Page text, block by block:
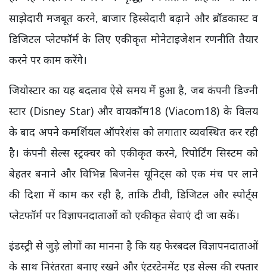
साझेदारी मजबूत करने, बाजार हिस्सेदारी बढ़ाने और ब्रॉडकास्ट व
डिजिटल प्लेटफॉर्म के लिए एकीकृत मोनेटाइजेशन रणनीति तैयार
करने पर काम करेंगे।
जियोस्टार का यह बदलाव ऐसे समय में हुआ है, जब कंपनी डिज्नी
स्टार (Disney Star) और वायकॉम18 (Viacom18) के विलय
के बाद अपने कमर्शियल ऑपरेशंस को लगातार व्यवस्थित कर रही
है। कंपनी सेल्स स्ट्रक्चर को एकीकृत करने, रिपोर्टिंग सिस्टम को
बेहतर बनाने और विभिन्न बिजनेस यूनिट्स को एक मंच पर लाने
की दिशा में काम कर रही है, ताकि टीवी, डिजिटल और स्पोर्ट्स
प्लेटफॉर्म पर विज्ञापनदाताओं को एकीकृत सेवाएं दी जा सकें।
इंडस्ट्री से जुड़े लोगों का मानना है कि यह फेरबदल विज्ञापनदाताओं
के साथ निरंतरता बनाए रखने और एंटरटेनमेंट एड सेल्स की रफ्तार